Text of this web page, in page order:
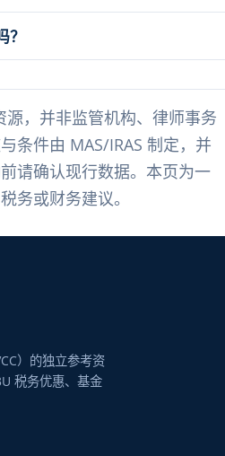
源，并非监管机构、律师事务
条件由 MAS/IRAS 制定，并
请确认现行数据。本页为一
务或财务建议。
）的独立参考资
税务优惠、基金